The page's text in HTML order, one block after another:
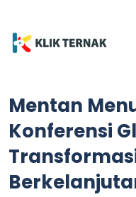
Mentan
Konferensi